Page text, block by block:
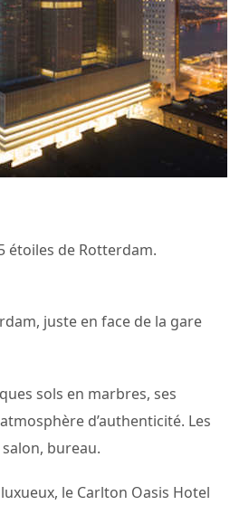
étoiles de Rotterdam.
juste en face de la gare
sols en marbres, ses
d’authenticité. Les
bureau.
le Carlton Oasis Hotel